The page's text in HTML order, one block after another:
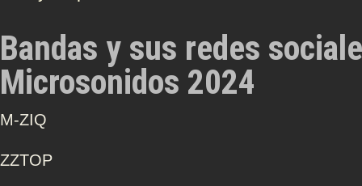
Bandas y sus redes
Microsonidos 2024
Μ-ZIQ
ZZTOP